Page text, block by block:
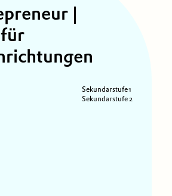
|
Sekundarstufe 1
Sekundarstufe 2